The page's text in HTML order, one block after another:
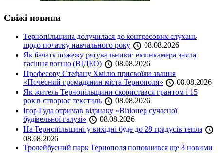
Свіжі новини
Тернопільщина долучилася до конгресових слухань
щодо початку навчального року
08.08.2026
Як бачать пожежу рятувальники: екшнкамера зняла
гасіння вогню (ВІДЕО)
08.08.2026
Професору Стефану Хмілю присвоїли звання
«Почесний громадянин міста Тернополя»
08.08.2026
Як житель Тернопільщини скористався грантом і 15
років створює текстиль
08.08.2026
Ігор Гуда отримав відзнаку «Візіонер сучасної
будівельної галузі»
08.08.2026
На Тернопільщині у вихідні буде до 28 градусів тепла
08.08.2026
Тролейбусний парк Тернополя поповнився ще 8 новими